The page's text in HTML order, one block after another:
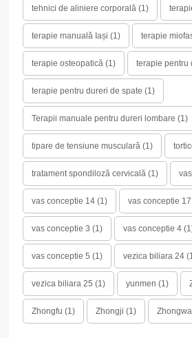
tehnici de aliniere corporală (1)
terapie manuală Iași (1) terapie
terapie osteopatică (1) terapie pentru
terapie pentru dureri de spate (1)
Terapii manuale pentru dureri lombare (1)
tipare de tensiune musculară (1)
tratament spondiloză cervicală (1)
vas conceptie 14 (1) vas conceptie 17
vas conceptie 3 (1) vas conceptie 4
vas conceptie 5 (1) vezica biliara 24
vezica biliara 25 (1) yunmen (1)
Zhongfu (1) Zhongji (1)